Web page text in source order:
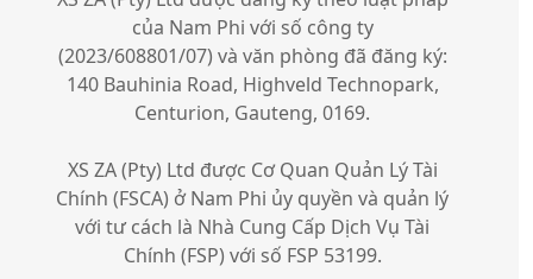
của Nam Phi với số công ty
(2023/608801/07) và văn phòng đã đăng ký:
140 Bauhinia Road, Highveld Technopark,
Centurion, Gauteng, 0169.
XS ZA (Pty) Ltd được Cơ Quan Quản Lý Tài
Chính (FSCA) ở Nam Phi ủy quyền và quản lý
với tư cách là Nhà Cung Cấp Dịch Vụ Tài
Chính (FSP) với số FSP 53199.